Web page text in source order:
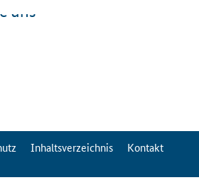
uns
Inhaltsverzeichnis Kontakt